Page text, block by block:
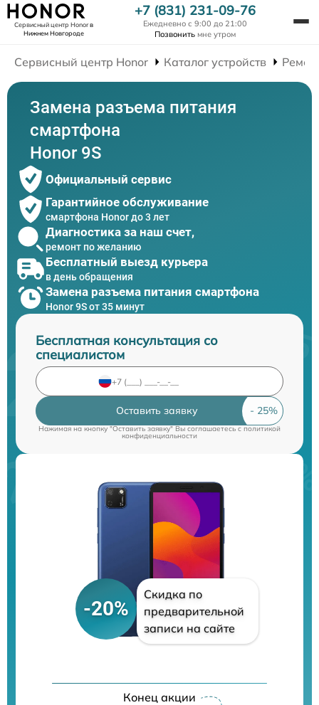
Сервисный центр Honorв
Нижнем Новгороде
+7 (831) 231-09-76
Ежедневно с 9:00 до 21:00
Позвонить мне утром
Сервисный центр Honor Каталог устройств
Замена разъема питания
смартфона
Honor 9S
Официальный сервис
Гарантийное обслуживание
смартфона Honor до 3 лет
Диагностика за наш счет,
ремонт по желанию
Бесплатный выезд курьера
в день обращения
Замена разъема питания смартфона
Honor 9S от 35 минут
Бесплатная консультация со
специалистом
Оставить заявку
Нажимая на кнопку "Оставить заявку" Вы соглашаетесь cполитикой
конфиденциальности
-20%
Скидка по
предварительной
записи на сайте
Конец акции